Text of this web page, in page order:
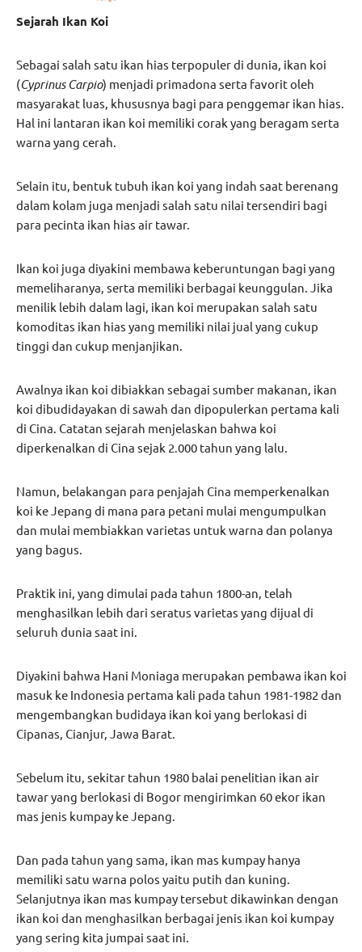
Sejarah Ikan Koi
Sebagai salah satu ikan hias terpopuler di dunia, ikan koi
(Cyprinus Carpio) menjadi primadona serta favorit oleh
masyarakat luas, khususnya bagi para penggemar ikan hias.
Hal ini lantaran ikan koi memiliki corak yang beragam serta
warna yang cerah.
Selain itu, bentuk tubuh ikan koi yang indah saat berenang
dalam kolam juga menjadi salah satu nilai tersendiri bagi
para pecinta ikan hias air tawar.
Ikan koi juga diyakini membawa keberuntungan bagi yang
memeliharanya, serta memiliki berbagai keunggulan. Jika
menilik lebih dalam lagi, ikan koi merupakan salah satu
komoditas ikan hias yang memiliki nilai jual yang cukup
tinggi dan cukup menjanjikan.
Awalnya ikan koi dibiakkan sebagai sumber makanan, ikan
koi dibudidayakan di sawah dan dipopulerkan pertama kali
di Cina. Catatan sejarah menjelaskan bahwa koi
diperkenalkan di Cina sejak 2.000 tahun yang lalu.
Namun, belakangan para penjajah Cina memperkenalkan
koi ke Jepang di mana para petani mulai mengumpulkan
dan mulai membiakkan varietas untuk warna dan polanya
yang bagus.
Praktik ini, yang dimulai pada tahun 1800-an, telah
menghasilkan lebih dari seratus varietas yang dijual di
seluruh dunia saat ini.
Diyakini bahwa Hani Moniaga merupakan pembawa ikan koi
masuk ke Indonesia pertama kali pada tahun 1981-1982 dan
mengembangkan budidaya ikan koi yang berlokasi di
Cipanas, Cianjur, Jawa Barat.
Sebelum itu, sekitar tahun 1980 balai penelitian ikan air
tawar yang berlokasi di Bogor mengirimkan 60 ekor ikan
mas jenis kumpay ke Jepang.
Dan pada tahun yang sama, ikan mas kumpay hanya
memiliki satu warna polos yaitu putih dan kuning.
Selanjutnya ikan mas kumpay tersebut dikawinkan dengan
ikan koi dan menghasilkan berbagai jenis ikan koi kumpay
yang sering kita jumpai saat ini.